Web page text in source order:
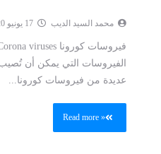
محمد السيد الديب
الفيروسات التي يمكن أن تُصيب
عديدة من فيروسات كورونا...
Read more »